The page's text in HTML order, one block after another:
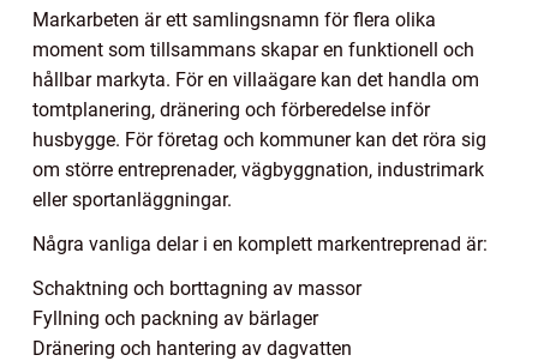
Markarbeten är ett samlingsnamn för flera olika
moment som tillsammans skapar en funktionell och
hållbar markyta. För en villaägare kan det handla om
tomtplanering, dränering och förberedelse inför
husbygge. För företag och kommuner kan det röra sig
om större entreprenader, vägbyggnation, industrimark
eller sportanläggningar.
Några vanliga delar i en komplett markentreprenad är:
Schaktning och borttagning av massor
Fyllning och packning av bärlager
Dränering och hantering av dagvatten